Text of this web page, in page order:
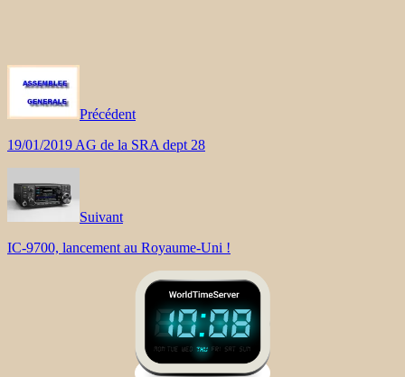
Précédent
19/01/2019 AG de la SRA dept 28
Suivant
IC-9700, lancement au Royaume-Uni !